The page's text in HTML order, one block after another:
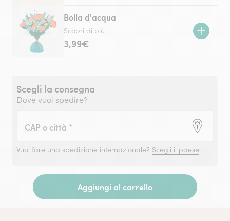
Bolla d'acqua
Scopri di più
3,99€
Scegli la consegna
Dove vuoi spedire?
CAP o città *
Vuoi fare una spedizione internazionale? Scegli il paese
Aggiungi al carrello